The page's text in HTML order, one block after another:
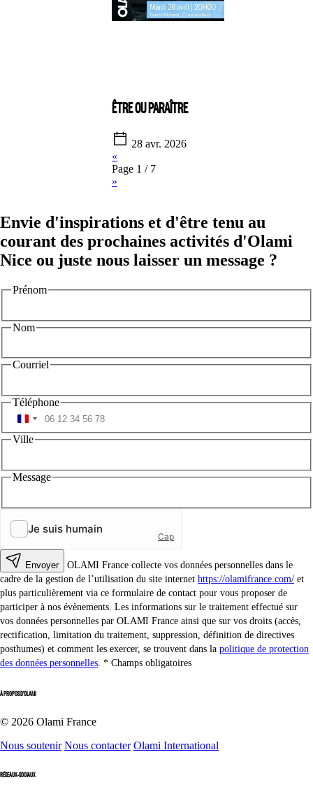
ÊTRE OU PARAÎTRE
28 avr. 2026
«
Page 1 / 7
»
Envie d'inspirations et d'être tenu au
courant des prochaines activités d'Olami
Nice ou juste nous laisser un message ?
Prénom
Nom
Courriel
Téléphone
Ville
Message
Envoyer
OLAMI France collecte vos données personnelles dans le
cadre de la gestion de l’utilisation du site internet https://olamifrance.com/ et
plus particulièrement via ce formulaire de contact pour vous proposer de
participer à nos évènements. Les informations sur le traitement effectué sur
vos données personnelles par OLAMI France ainsi que sur vos droits (accès,
rectification, limitation du traitement, suppression, définition de directives
posthumes) et comment les exercer, se trouvent dans la politique de protection
des données personnelles
Champs obligatoires
À PROPOS D'OLAMI
© 2026 Olami France
Nous soutenir Nous contacter Olami International
RÉSEAUX-SOCIAUX